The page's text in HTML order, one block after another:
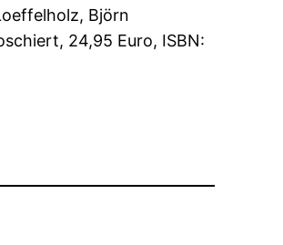
Björn
24,95 Euro, ISBN: